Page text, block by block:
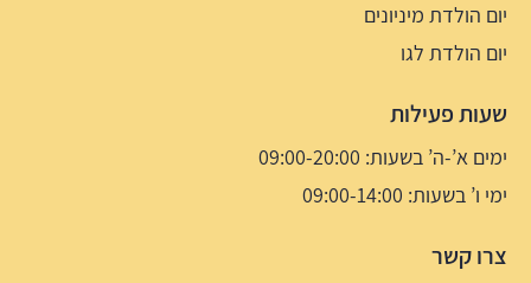
יום הולדת מיניונים
יום הולדת לגו
שעות פעילות
ימים א’-ה’ בשעות: 09:00-20:00
ימי ו’ בשעות: 09:00-14:00
צרו קשר